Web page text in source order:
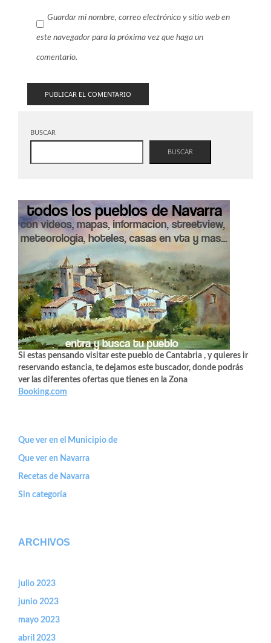
Guardar mi nombre, correo electrónico y sitio web en
este navegador para la próxima vez que haga un
comentario.
BUSCAR
BUSCAR
Si estas pensando visitar este pueblo de Cantabria , y quieres ir
reservando estancia, te dejamos este buscador, donde podrás
ver las diferentes ofertas que tienes en la Zona
Booking.com
Que ver en el Municipio de
Que ver en Navarra
Recetas de Navarra
Sin categoría
ARCHIVOS
julio 2023
junio 2023
mayo 2023
abril 2023